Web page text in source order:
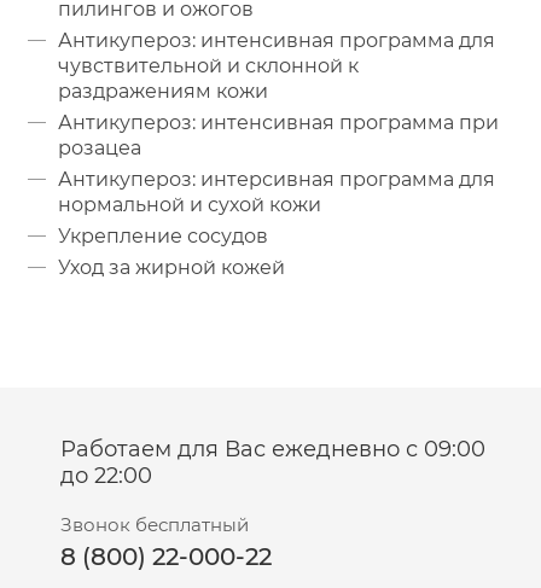
пилингов и ожогов
Антикупероз: интенсивная программа для
чувствительной и склонной к
раздражениям кожи
Антикупероз: интенсивная программа при
розацеа
Антикупероз: интерсивная программа для
нормальной и сухой кожи
Укрепление сосудов
Уход за жирной кожей
Работаем для Вас ежедневно с 09:00
до 22:00
Звонок бесплатный
8 (800) 22-000-22